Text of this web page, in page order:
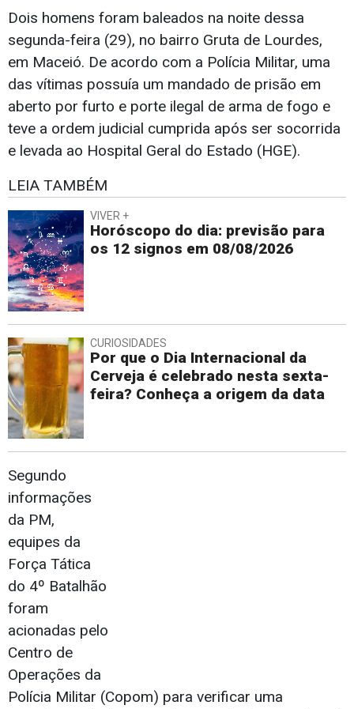
Dois homens foram baleados na noite dessa
segunda-feira (29), no bairro Gruta de Lourdes,
em Maceió. De acordo com a Polícia Militar, uma
das vítimas possuía um mandado de prisão em
aberto por furto e porte ilegal de arma de fogo e
teve a ordem judicial cumprida após ser socorrida
e levada ao Hospital Geral do Estado (HGE).
LEIA TAMBÉM
VIVER +
Horóscopo do dia: previsão para
os 12 signos em 08/08/2026
CURIOSIDADES
Por que o Dia Internacional da
Cerveja é celebrado nesta sexta-
feira? Conheça a origem da data
Segundo
informações
da PM,
equipes da
Força Tática
do 4º Batalhão
foram
acionadas pelo
Centro de
Operações da
Polícia Militar (Copom) para verificar uma